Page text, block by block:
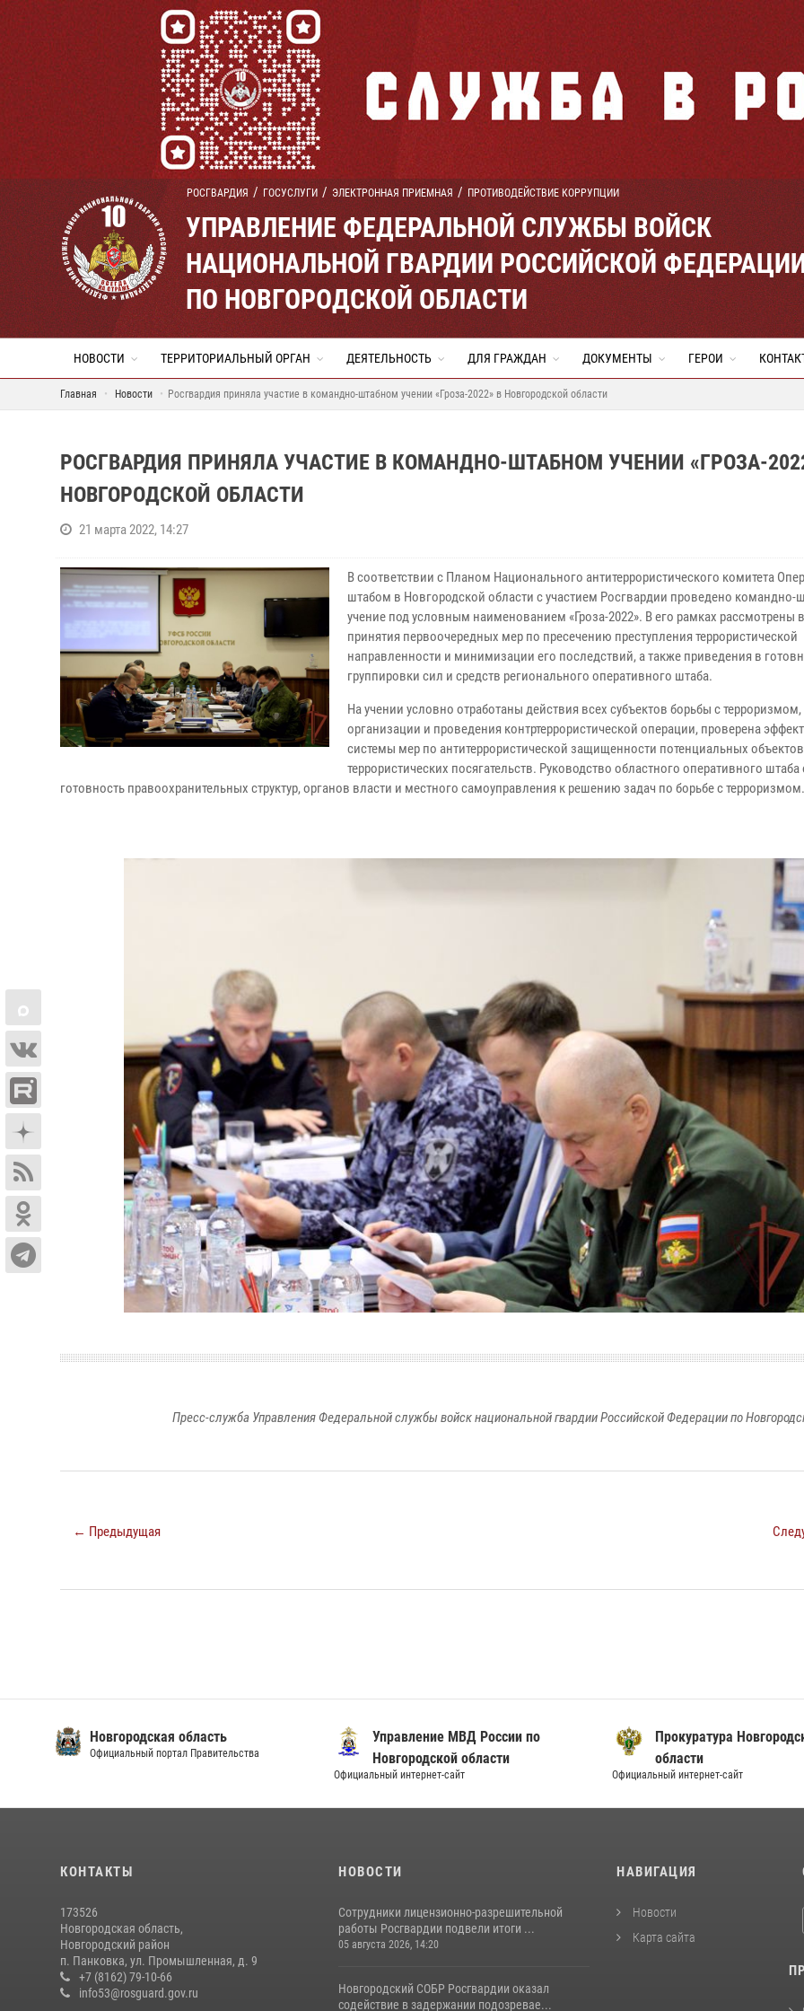
РОСГВАРДИЯ ГОСУСЛУГИ ЭЛЕКТРОННАЯ ПРИЕМНАЯ ПРОТИВОДЕЙСТВИЕ КОРРУПЦИИ
УПРАВЛЕНИЕ ФЕДЕРАЛЬНОЙ СЛУЖБЫ ВОЙСК
НАЦИОНАЛЬНОЙ ГВАРДИИ РОССИЙСКОЙ
ПО НОВГОРОДСКОЙ ОБЛАСТИ
НОВОСТИ ТЕРРИТОРИАЛЬНЫЙ ОРГАН ДЕЯТЕЛЬНОСТЬ ДЛЯ ГРАЖДАН ДОКУМЕНТЫ ГЕРОИ
Главная Новости Росгвардия приняла участие в командно-штабном учении «Гроза-2022» в Новгородской области
РОСГВАРДИЯ ПРИНЯЛА УЧАСТИЕ В КОМАНДНО-ШТАБНОМ УЧЕНИИ «ГРОЗА-
НОВГОРОДСКОЙ ОБЛАСТИ
21 марта 2022, 14:27
В соответствии с Планом Национального антитеррористического комитета
штабом в Новгородской области с участием Росгвардии проведено командно-
учение под условным наименованием «Гроза-2022». В его рамках рассмотрены
принятия первоочередных мер по пресечению преступления террористической
направленности и минимизации его последствий, а также приведения в
группировки сил и средств регионального оперативного штаба.
На учении условно отработаны действия всех субъектов борьбы с
организации и проведения контртеррористической операции, проверена
системы мер по антитеррористической защищенности потенциальных объектов
террористических посягательств. Руководство областного оперативного
готовность правоохранительных структур, органов власти и местного самоуправления к решению задач по борьбе с терроризмом.
Пресс-служба Управления Федеральной службы войск национальной гвардии Российской Федерации по
← Предыдущая
Новгородская область
Официальный портал Правительства
Управление МВД России по
Новгородской области
Официальный интернет-сайт
Прокуратура
области
Официальный интернет-сайт
КОНТАКТЫ
173526
Новгородская область,
Новгородский район
п. Панковка, ул. Промышленная, д. 9
+7 (8162) 79-10-66
info53@rosguard.gov.ru
НОВОСТИ
Сотрудники лицензионно-разрешительной
работы Росгвардии подвели итоги ...
05 августа 2026, 14:20
Новгородский СОБР Росгвардии оказал
содействие в задержании подозревае...
НАВИГАЦИЯ
Новости
Карта сайта